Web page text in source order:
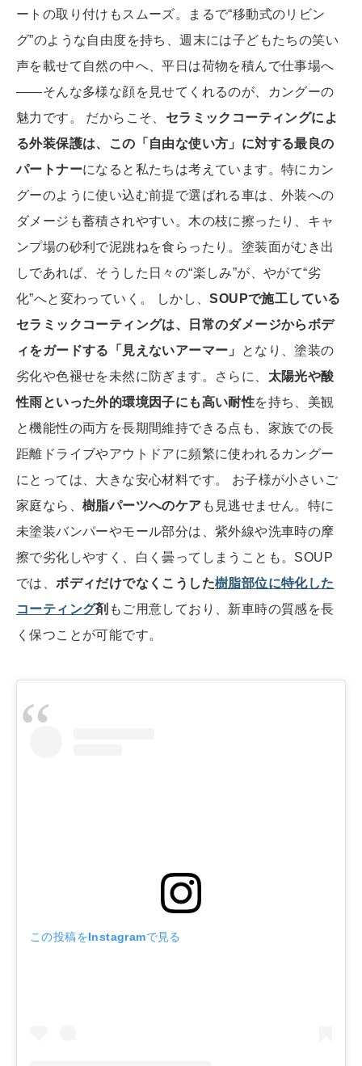
ートの取り付けもスムーズ。まるで“移動式のリビン
グ”のような自由度を持ち、週末には子どもたちの笑い
声を載せて自然の中へ、平日は荷物を積んで仕事場へ
――そんな多様な顔を見せてくれるのが、カングーの
魅力です。 だからこそ、 セラミックコーティングによ
る外装保護は、この「自由な使い方」に対する最良の
パートナーになると私たちは考えています。特にカン
グーのように使い込む前提で選ばれる車は、外装への
ダメージも蓄積されやすい。木の枝に擦ったり、キャ
ンプ場の砂利で泥跳ねを食らったり。塗装面がむき出
しであれば、そうした日々の“楽しみ”が、やがて“劣
化”へと変わっていく。 しかし、SOUPで施工している
セラミックコーティングは、日常のダメージからボデ
ィをガードする「見えないアーマー」
となり、塗装の
劣化や色褪せを未然に防ぎます。さらに、 太陽光や酸
性雨といった外的環境因子にも高い耐性を持ち、美観
と機能性の両方を長期間維持できる点も、家族での長
距離ドライブやアウトドアに頻繁に使われるカングー
にとっては、大きな安心材料です。 お子様が小さいご
家庭なら、 樹脂パーツへのケア も見逃せません。特に
未塗装バンパーやモール部分は、紫外線や洗車時の摩
擦で劣化しやすく、白く曇ってしまうことも。SOUP
では、ボディだけでなくこうした樹脂部位に特化した
コーティング剤 もご用意しており、新車時の質感を長
く保つことが可能です。
この投稿をInstagramで見る